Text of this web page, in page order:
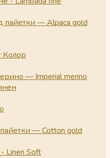
пайетки — Alpaca gold
— Imperial merino
— Cotton gold
Linen Soft